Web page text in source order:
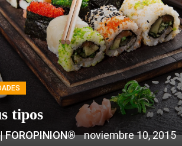
tipos
FOROPINION® noviembre 10, 2015